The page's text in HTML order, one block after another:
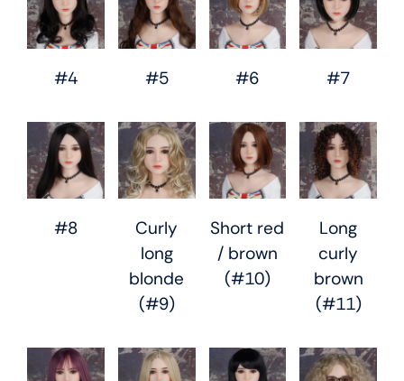
#4 #5 #6 #7
#8
Curly
long
blonde
(#9)
Short red
/ brown
(#10)
Long
curly
brown
(#11)